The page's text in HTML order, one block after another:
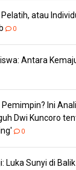
atau
0
Antara
Ini
Dwi Kuncoro
0
Luka Sunyi di